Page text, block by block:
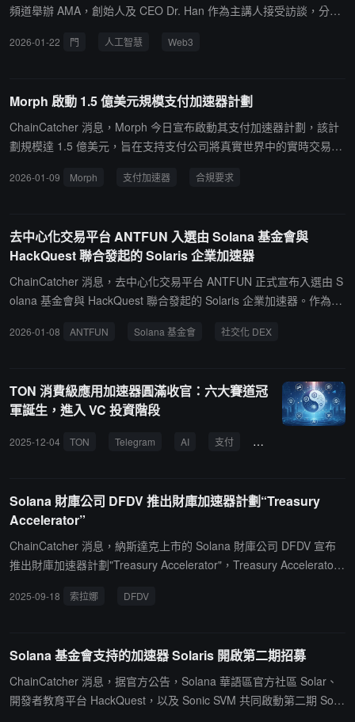
頻道舉辦 AMA，創始人及 CEO Dr. Han 作為主講人接受訪談，分享
t Web3，並非簡單疊加 AI 功能，而是通過系統化、自動化手段，將
示，智能化的本質在於降低用戶對主觀判斷的依賴，在風險提示、交
易執行與資產管理層面形成系統能力，推動 Web3 從短期交易工具邁
向覆蓋資產管理、支付與現實場景的長期入口。他同時強調，未來 W
面，Gate 已推出 AI 行情輔助工具 GateAI，並全面集成至 Gate Ap
理解、風險認知與交易協同的綜合型智能助手，成為其 Intelligent W
eb3 策略的重要組成部分。
2026-01-22 門 人工智慧 Web3
Morph 啟動 1.5 億美元規模支付加速器計劃
ChainCatcher 消息，Morph 今日宣布啟動其支付加速器計劃，該計
劃規模達 1.5 億美元，旨在支持支付公司將真實世界中的實時交易活
力、明確的安全架構，以及可直接在 Morph 實現支付結算的實施計
2026-01-09 Morph 支付加速器 合規要求
去中心化交易平台 ANTFUN 入選由 Solana 基金會與
HackQuest 聯合發起的 Solaris 企業加速器
ChainCatcher 消息，去中心化交易平台 ANTFUN 正式宣布入選由 S
olana 基金會與 HackQuest 聯合發起的 Solaris 企業加速器。作為社
並獲得美國和加拿大的多張交易牌照。此次入選 Solaris 加速器，標
新應用，加速全球化擴張，為用戶打造更安全、便捷的社交化金融體
驗。
2026-01-08 ANTFUN Solana 基金會 社交化 DEX
TON 消費級應用加速器圓滿收官：六大賽道冠
軍誕生，進入 VC 投資階段
2025-12-04 TON Telegram AI 支付 VC投資
Solana 財庫公司 DFDV 推出財庫加速器計劃“Treasury
Accelerator”
ChainCatcher 消息，納斯達克上市的 Solana 財庫公司 DFDV 宣布
推出財庫加速器計劃"Treasury Accelerator"，Treasury Accelerator
供資金，每個 DAT 可能額外部署 500 萬至 7500 萬美元，並以現金
2025-09-18 索拉娜 DFDV
Solana 基金會支持的加速器 Solaris 開啟第二期招募
ChainCatcher 消息，据官方公告，Solana 華語區官方社區 Solar、
開發者教育平台 HackQuest，以及 Sonic SVM 共同啟動第二期 Sola